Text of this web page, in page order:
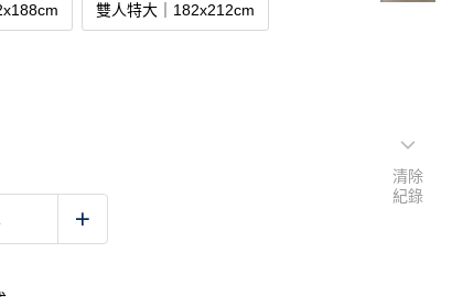
雙人特大｜182x212cm
清除
紀錄